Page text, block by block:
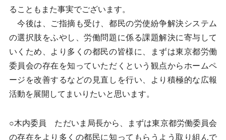
ることもまた事実でございます。
今後は、ご指摘も受け、都民の労使紛争解決システム
の選択肢をふやし、労働問題に係る課題解決に寄与して
いくため、より多くの都民の皆様に、まずは東京都労働
委員会の存在を知っていただくという観点からホームペ
ージを改善するなどの見直しを行い、より積極的な広報
活動を展開してまいりたいと思います。
○木内委員 ただいま局長から、まずは東京都労働委員会
の存在をより多くの都民に知ってもらうよう取り組んで